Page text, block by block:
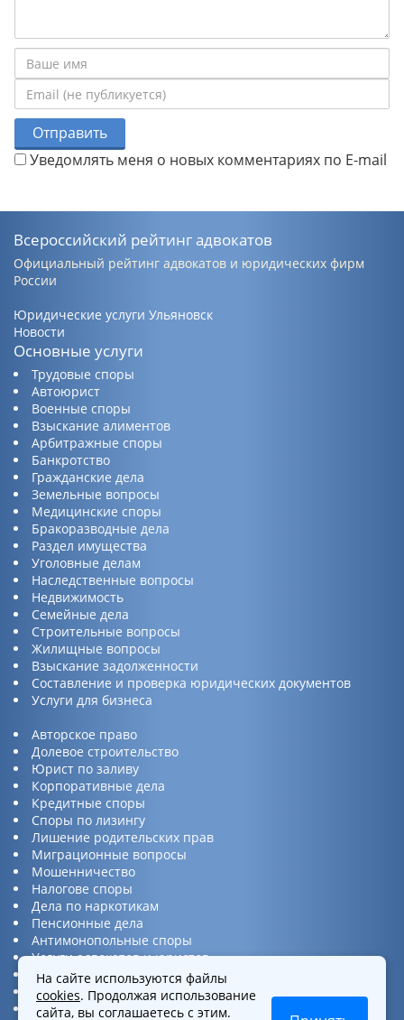
Отправить
Уведомлять меня о новых комментариях по E-mail
Всероссийский рейтинг адвокатов
Официальный рейтинг адвокатов и юридических фирм
России
Юридические услуги Ульяновск
Новости
Основные услуги
Трудовые споры
Автоюрист
Военные споры
Взыскание алиментов
Арбитражные споры
Банкротство
Гражданские дела
Земельные вопросы
Медицинские споры
Бракоразводные дела
Раздел имущества
Уголовные делам
Наследственные вопросы
Недвижимость
Семейные дела
Строительные вопросы
Жилищные вопросы
Взыскание задолженности
Составление и проверка юридических документов
Услуги для бизнеса
Авторское право
Долевое строительство
Юрист по заливу
Корпоративные дела
Кредитные споры
Споры по лизингу
Лишение родительских прав
Миграционные вопросы
Мошенничество
Налогове споры
Дела по наркотикам
Пенсионные дела
Антимонопольные споры
Услуги адвокатов и юристов
Юридическая консультация
Споры по ДТП
Защита прав потребителей
На сайте используются файлы
cookies. Продолжая использование
сайта, вы соглашаетесь с этим.